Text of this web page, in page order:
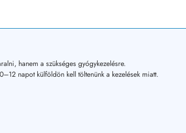
hanem a szükséges gyógykezelésre.
napot külföldön kell töltenünk a kezelések miatt.